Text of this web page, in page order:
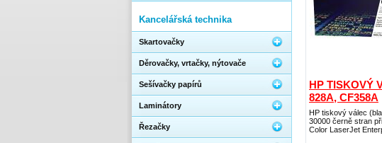
HP TISKOVÝ
828A, CF358A
HP tiskový válec
30000 černě stran
Color LaserJet
Kancelářská technika
Skartovačky
Děrovačky, vrtačky, nýtovače
Sešívačky papírů
Laminátory
Řezačky